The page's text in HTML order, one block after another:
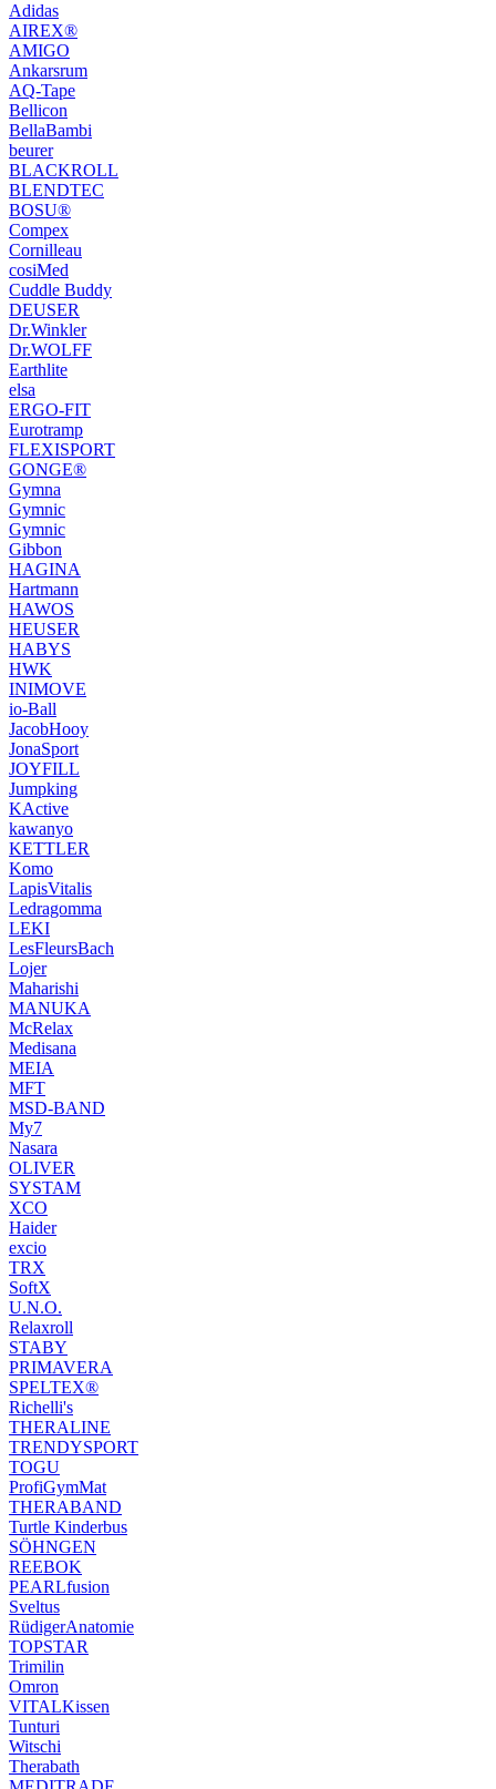
Adidas
AIREX®
AMIGO
Ankarsrum
AQ-Tape
Bellicon
BellaBambi
beurer
BLACKROLL
BLENDTEC
BOSU®
Compex
Cornilleau
cosiMed
Cuddle Buddy
DEUSER
Dr.Winkler
Dr.WOLFF
Earthlite
elsa
ERGO-FIT
Eurotramp
FLEXISPORT
GONGE®
Gymna
Gymnic
Gymnic
Gibbon
HAGINA
Hartmann
HAWOS
HEUSER
HABYS
HWK
INIMOVE
io-Ball
JacobHooy
JonaSport
JOYFILL
Jumpking
KActive
kawanyo
KETTLER
Komo
LapisVitalis
Ledragomma
LEKI
LesFleursBach
Lojer
Maharishi
MANUKA
McRelax
Medisana
MEIA
MFT
MSD-BAND
My7
Nasara
OLIVER
SYSTAM
XCO
Haider
excio
TRX
SoftX
U.N.O.
Relaxroll
STABY
PRIMAVERA
SPELTEX®
Richelli's
THERALINE
TRENDYSPORT
TOGU
ProfiGymMat
THERABAND
Turtle Kinderbus
SÖHNGEN
REEBOK
PEARLfusion
Sveltus
RüdigerAnatomie
TOPSTAR
Trimilin
Omron
VITALKissen
Tunturi
Witschi
Therabath